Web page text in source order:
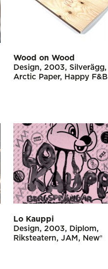
Lo Kauppi
Design
2003
Diplom
Riksteatern, JAM
New®
Wood on Wood
Design
2003
Silverägg
Arctic Paper
Happy F&B